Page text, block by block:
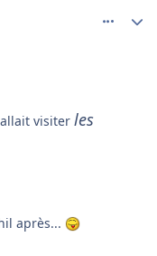
allait visiter les
après...